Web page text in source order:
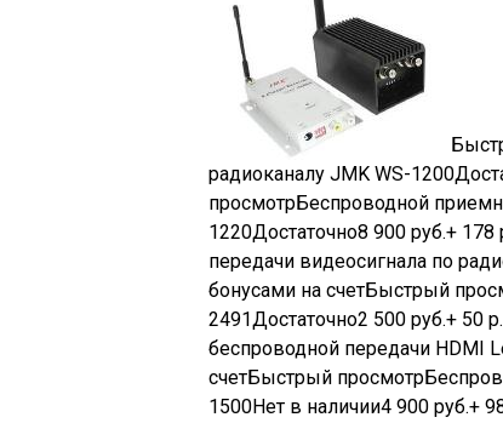
радиоканалу JMK WS-1200
просмотрБеспроводной
1220Достаточно8 900 руб.+ 178
передачи видеосигнала по
бонусами на счетБыстрый
2491Достаточно2 500 руб.+ 50
беспроводной передачи HDMI
счетБыстрый просмотр
1500Нет в наличии4 900 руб.+